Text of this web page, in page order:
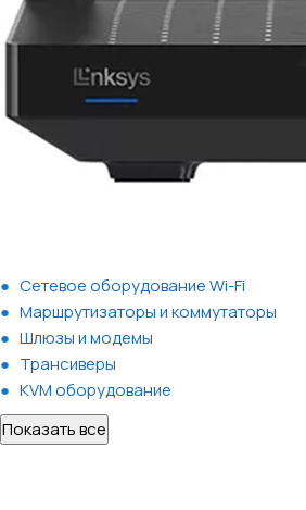
Сетевое оборудование Wi-Fi
Маршрутизаторы и коммутаторы
Шлюзы и модемы
Трансиверы
KVM оборудование
Показать все